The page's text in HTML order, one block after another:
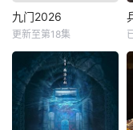
九门2026
更新至第18集